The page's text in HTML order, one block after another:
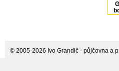
© 2005-2026 Ivo Grandič - půjčovna a